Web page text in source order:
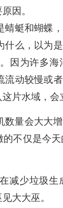
因。
蜓和蝴蝶
么，以为
因为许多
动较慢或
片水域，会
量会大大
不仅是今
减少垃圾
大大巫。